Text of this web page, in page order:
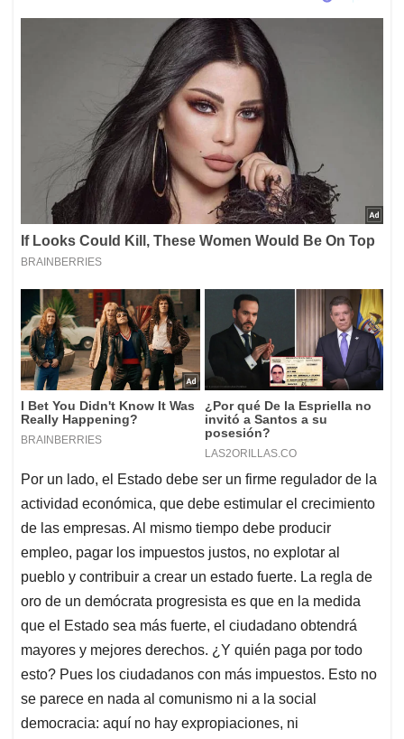
Por un lado, el Estado debe ser un firme regulador de la
actividad económica, que debe estimular el crecimiento
de las empresas. Al mismo tiempo debe producir
empleo, pagar los impuestos justos, no explotar al
pueblo y contribuir a crear un estado fuerte. La regla de
oro de un demócrata progresista es que en la medida
que el Estado sea más fuerte, el ciudadano obtendrá
mayores y mejores derechos. ¿Y quién paga por todo
esto? Pues los ciudadanos con más impuestos. Esto no
se parece en nada al comunismo ni a la social
democracia: aquí no hay expropiaciones, ni